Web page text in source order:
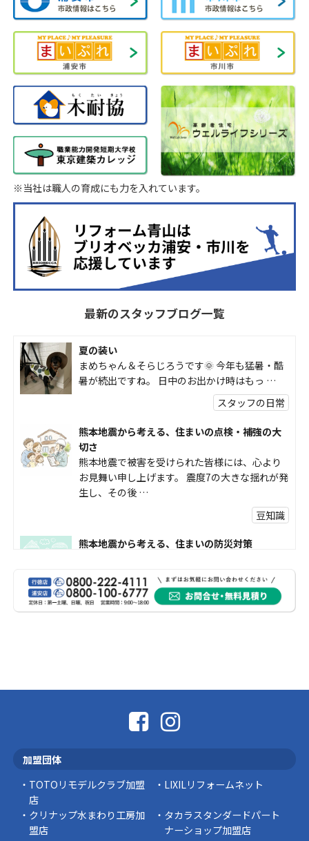
※当社は職人の育成にも力を入れています。
最新のスタッフブログ一覧
夏の装い
まめちゃん＆そらじろうです🌞 今年も猛暑・酷
暑が続出ですね。 日中のお出かけ時はもっ …
スタッフの日常
熊本地震から考える、住まいの点検・補強の大
切さ
熊本地震で被害を受けられた皆様には、心より
お見舞い申し上げます。 震度7の大きな揺れが発
生し、その後 …
豆知識
熊本地震から考える、住まいの防災対策
受けられた皆様に、心よりお見舞い申し上げま
す。 今回の地震 …
社長コラム
スタッフの日常
加盟団体
TOTOリモデルクラブ加盟
店
LIXILリフォームネット
クリナップ水まわり工房加
盟店
タカラスタンダードパート
ナーショップ加盟店